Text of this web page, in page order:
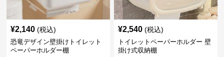
¥2,140 (税込)
恐竜デザイン壁掛けトイレット
ペーパーホルダー棚
¥2,540 (税込)
トイレットペーパーホルダー 壁
掛け式収納棚